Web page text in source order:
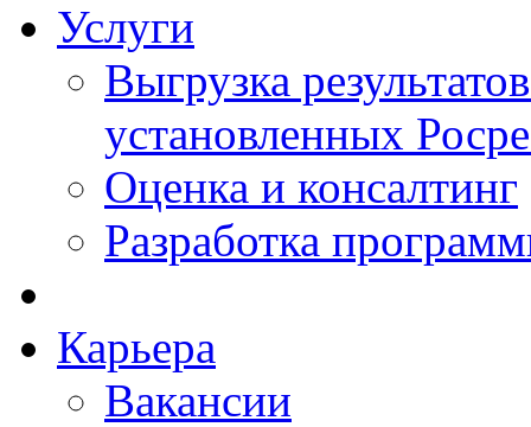
Услуги
Выгрузка
установленных
Оценка и консалтинг
Разработка
Карьера
Вакансии